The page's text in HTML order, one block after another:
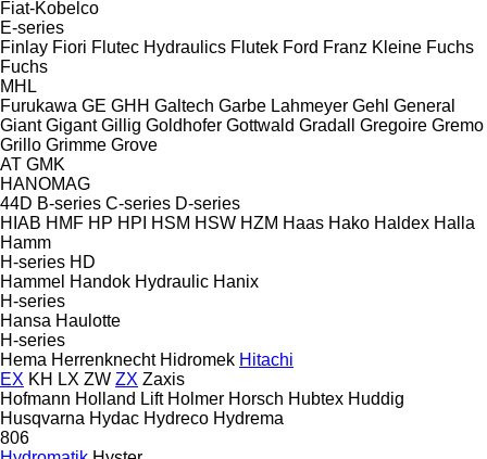
Fiat-Kobelco
E-series
Finlay Fiori Flutec Hydraulics Flutek Ford Franz Kleine Fuchs
Fuchs
MHL
Furukawa GE GHH Galtech Garbe Lahmeyer Gehl General
Giant Gigant Gillig Goldhofer Gottwald Gradall Gregoire Gremo
Grillo Grimme Grove
AT GMK
HANOMAG
44D B-series C-series D-series
HIAB HMF HP HPI HSM HSW HZM Haas Hako Haldex Halla
Hamm
H-series HD
Hammel Handok Hydraulic Hanix
H-series
Hansa Haulotte
H-series
Hema Herrenknecht Hidromek Hitachi
EX KH LX ZW ZX Zaxis
Hofmann Holland Lift Holmer Horsch Hubtex Huddig
Husqvarna Hydac Hydreco Hydrema
806